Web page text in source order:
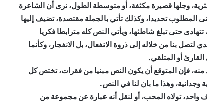
وجلها قصيرة مكثفة، أو متوسطة الطول، نرى أن الشاعرة
المطلوب تحديدا، وكذلك تأتي بالجملة مقتصدة، تضيف إليها
حتى تبلغ شاطئها، ويأتي النص كله مترابطا فكريا
بنا من خلاله إلى ذروة الانفعال، بل الانفجار، وكأنما
أو المتلقي.
فإن المتوقع أن يكون النص مبنيا من فقرات، تختص كل
وهذا ما بان لنا في النص.
تولاه المحب، أو لنقل أنه عبارة عن مجموعة من